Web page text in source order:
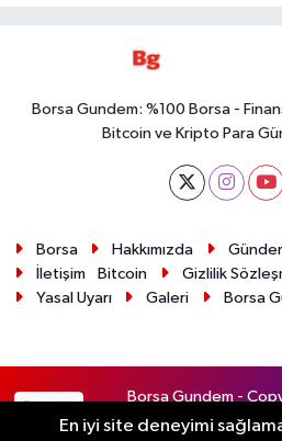
Borsa Gundem: %100 Borsa -
Bitcoin ve Kripto Para
Borsa Hakkımızda
İletişim
Bitcoin Gizlilik
Yasal Uyarı
Galeri Borsa
Borsa Gundem -
En iyi site deneyimi